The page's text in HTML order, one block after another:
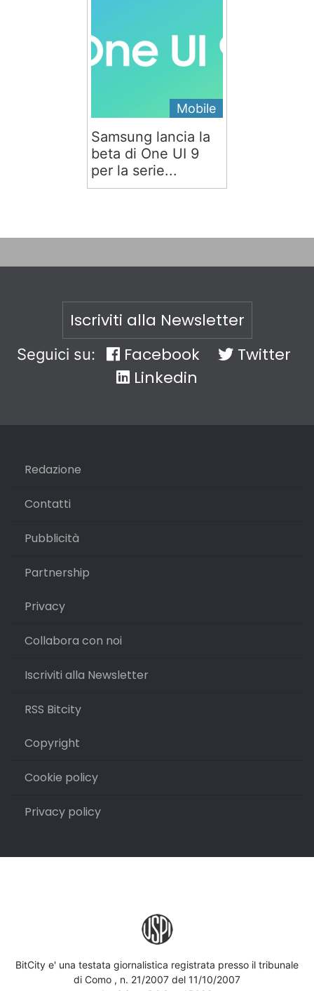
Mobile
Samsung lancia la
beta di One UI 9
per la serie...
Iscriviti alla Newsletter
Seguici su: Facebook
Twitter
Linkedin
Redazione
Contatti
Pubblicità
Partnership
Privacy
Collabora con noi
Iscriviti alla Newsletter
RSS Bitcity
Copyright
Cookie policy
Privacy policy
BitCity e' una testata giornalistica registrata presso il tribunale
di Como , n. 21/2007 del 11/10/2007